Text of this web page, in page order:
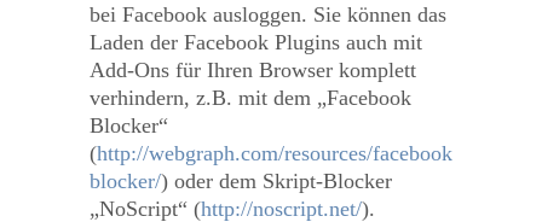
bei Facebook ausloggen. Sie können das
Laden der Facebook Plugins auch mit
Add-Ons für Ihren Browser komplett
verhindern, z.B. mit dem „Facebook
Blocker“
(http://webgraph.com/resources/facebook
blocker/) oder dem Skript-Blocker
„NoScript“ (http://noscript.net/).